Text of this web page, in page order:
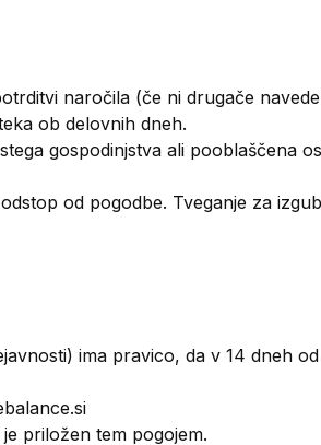
naročila (če ni drugače
ob delovnih dneh.
gospodinjstva ali pooblaščena
od pogodbe. Tveganje za
ima pravico, da v 14 dneh
priložen tem pogojem.